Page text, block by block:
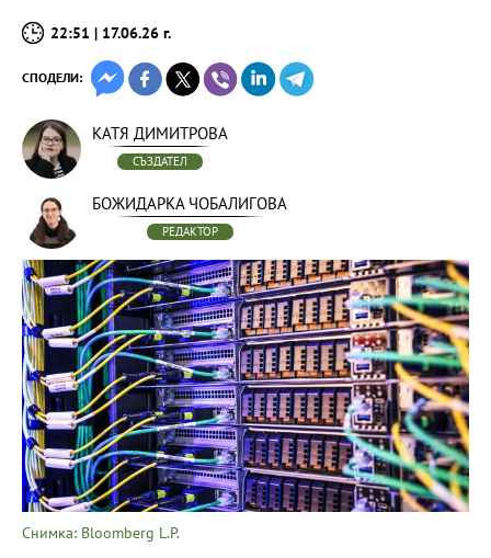
22:51 | 17.06.26 г.
СПОДЕЛИ:
КАТЯ ДИМИТРОВА
СЪЗДАТЕЛ
БОЖИДАРКА ЧОБАЛИГОВА
РЕДАКТОР
Снимка: Bloomberg L.P.